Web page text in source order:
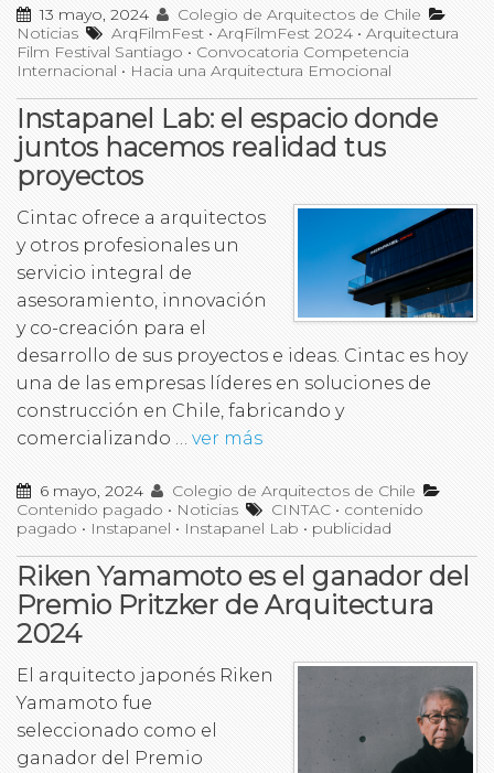
13 mayo, 2024
Colegio de Arquitectos de Chile
Noticias
ArqFilmFest •ArqFilmFest 2024 •Arquitectura
Film Festival Santiago • Convocatoria Competencia
Internacional • Hacia una Arquitectura Emocional
Instapanel Lab: el espacio donde
juntos hacemos realidad tus
proyectos
Cintac ofrece a arquitectos
y otros profesionales un
servicio integral de
asesoramiento, innovación
y co-creación para el
desarrollo de sus proyectos e ideas. Cintac es hoy
una de las empresas líderes en soluciones de
construcción en Chile, fabricando y
comercializando … ver más
6 mayo, 2024
Colegio de Arquitectos de Chile
Contenido pagado • Noticias CINTAC • contenido
pagado • Instapanel • Instapanel Lab • publicidad
Riken Yamamoto es el ganador del
Premio Pritzker de Arquitectura
2024
El arquitecto japonés Riken
Yamamoto fue
seleccionado como el
ganador del Premio